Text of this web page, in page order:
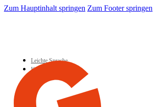
Zum Hauptinhalt springen Zum Footer springen
Leichte Sprache
Kontakt